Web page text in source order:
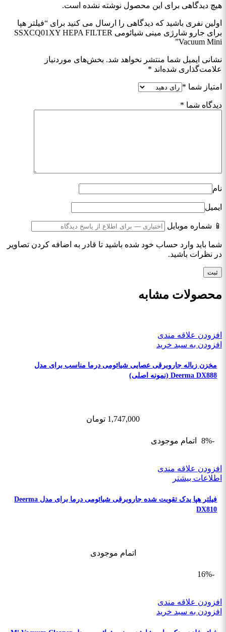
هیچ دیدگاهی برای این محصول نوشته نشده است.
اولین نفری باشید که دیدگاهی را ارسال می کنید برای “فیلتر هپا
برای جارو شارژی مینی شیائومی SSXCQ01XY HEPA FILTER
Vacuum Mini”
نشانی ایمیل شما منتشر نخواهد شد. بخش‌های موردنیاز
علامت‌گذاری شده‌اند *
امتیاز شما *
دیدگاه شما *
نام
ایمیل
📱 شماره موبایل
شما باید وارد حساب خود شده باشید تا قادر به اضافه کردن تصاویر
در نظرات باشید.
محصولات مشابه
افزودن علاقه مندی
افزودن به سبد خرید
مخزن زباله جاروبرقی عصایی شیائومی درما مناسب برای مدل
Deerma DX888 (نمونه اصلی)
1,747,000 تومان
-8% اتمام موجودی
افزودن علاقه مندی
اطلاعات بیشتر
فیلتر هپا یدک تقویت شده جاروبرقی شیائومی درما برای مدل Deerma
DX810
اتمام موجودی
-16%
افزودن علاقه مندی
افزودن به سبد خرید